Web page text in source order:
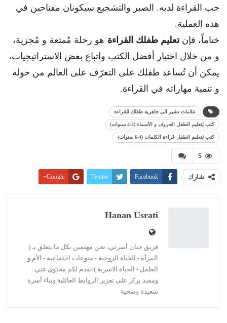
حب القراءة لديه. الصبر والتشجيع سيكونان مفتاحين في
هذه العملية.
ختاماً، فإنتعليم طفلك القراءة هو رحلة مُمتعة و مُجزية،
و من خلال اختيار أفضل الكتب واتباع بعض الاستراتيجيات،
يمكن أن تُساعد طفلك على التعرّف على العالم من حوله
و تنمية مهاراته في القراءة.
علامات تشير الى جاهزية طفلك للقراءة
كتب لِتعليم الطفل الحروف و الأسماء (2-4 سنوات)
كتب لِتعليم الطفل قراءة الكلمات (4-6 سنوات)
5
شارك Facebook
Twitter
Google+
Linkedin
Hanan Usrati
فريق حنان أسرتي، نحن مهتمين بكل ما يتعلق بـ (
المرأة - الحياة الزوجية - منوعات اجتماعية - الأم و
الطفل - الحياة الاسرية ) نقدم لكم محتوى غني
ومفيد يركز على تعزيز الروابط العائلية وبناء أسرة
سعيدة وصحية